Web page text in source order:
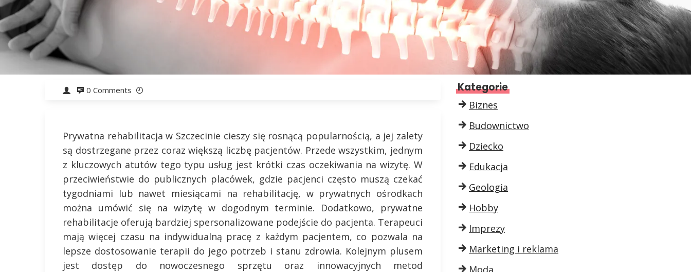
0 Comments
Prywatna rehabilitacja w Szczecinie cieszy się rosnącą popularnością, a jej zalety
są dostrzegane przez coraz większą liczbę pacjentów. Przede wszystkim, jednym
z kluczowych atutów tego typu usług jest krótki czas oczekiwania na wizytę. W
przeciwieństwie do publicznych placówek, gdzie pacjenci często muszą czekać
tygodniami lub nawet miesiącami na rehabilitację, w prywatnych ośrodkach
można umówić się na wizytę w dogodnym terminie. Dodatkowo, prywatne
rehabilitacje oferują bardziej spersonalizowane podejście do pacjenta. Terapeuci
mają więcej czasu na indywidualną pracę z każdym pacjentem, co pozwala na
lepsze dostosowanie terapii do jego potrzeb i stanu zdrowia. Kolejnym plusem
jest dostęp do nowoczesnego sprzętu oraz innowacyjnych metod
Kategorie
Biznes
Budownictwo
Dziecko
Edukacja
Geologia
Hobby
Imprezy
Marketing i reklama
Moda